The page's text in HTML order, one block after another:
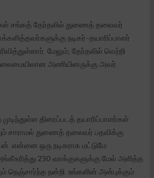
சங்கத் தேர்தலில் துணைத் தலைவர்
நடிகர்-தயாரிப்பாளர்
மேலும், தேர்தலில் வெற்றி
அணியினருக்கு அவர்
முடிந்துள்ள திரைப்படத் தயாரிப்பாளர்கள்
சாராமல் துணைத் தலைவர் பதவிக்கு
என்னை ஒரு நடிகராக மட்டுமே
230 வாக்குகளுக்கு மேல் அளித்த
நெஞ்சார்ந்த நன்றி. உங்களின் அன்புக்கும்